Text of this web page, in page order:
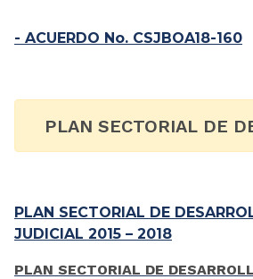
- ACUERDO No. CSJBOA18-160
PLAN SECTORIAL DE
PLAN SECTORIAL DE
JUDICIAL 2015 – 2018
PLAN SECTORIAL DE